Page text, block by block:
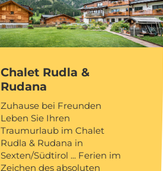
Chalet Rudla &
Rudana
Zuhause bei Freunden
Leben Sie Ihren
Traumurlaub im Chalet
Rudla & Rudana in
Sexten/Südtirol ... Ferien im
Zeichen des absoluten